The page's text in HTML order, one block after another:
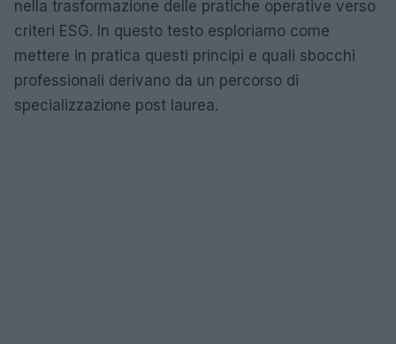
nella trasformazione delle pratiche operative verso
criteri ESG. In questo testo esploriamo come
mettere in pratica questi principi e quali sbocchi
professionali derivano da un percorso di
specializzazione post laurea.